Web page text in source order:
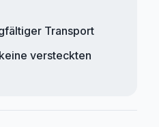
Transport
versteckten